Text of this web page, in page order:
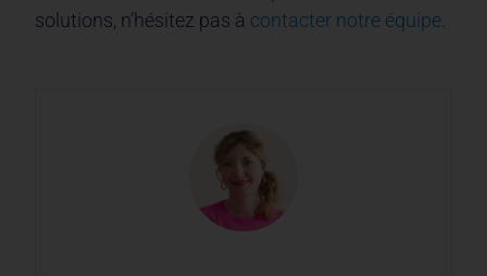
solutions, n’hésitez pas à contacter notre équipe.